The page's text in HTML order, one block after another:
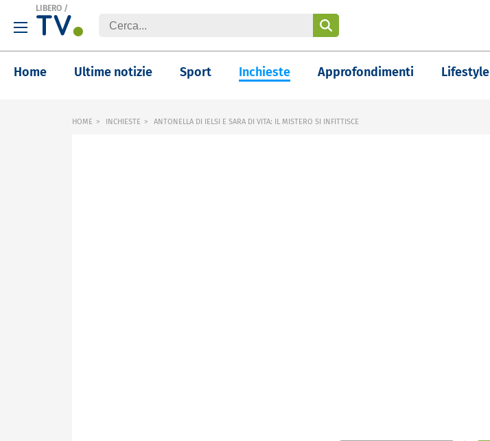
LIBERO /
Home Ultime notizie Sport Inchieste Approfondimenti Lifestyle
HOME INCHIESTE ANTONELLA DI IELSI E SARA DI VITA: IL MISTERO SI INFITTISCE